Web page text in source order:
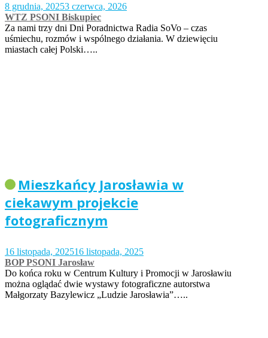
8 grudnia, 20253 czerwca, 2026
WTZ PSONI Biskupiec
Za nami trzy dni Dni Poradnictwa Radia SoVo – czas
uśmiechu, rozmów i wspólnego działania. W dziewięciu
miastach całej Polski…..
Mieszkańcy Jarosławia w
ciekawym projekcie
fotograficznym
16 listopada, 202516 listopada, 2025
BOP PSONI Jarosław
Do końca roku w Centrum Kultury i Promocji w Jarosławiu
można oglądać dwie wystawy fotograficzne autorstwa
Małgorzaty Bazylewicz „Ludzie Jarosławia”…..